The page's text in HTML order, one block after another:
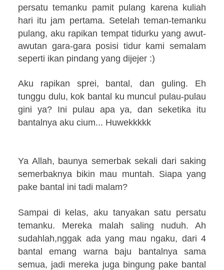
persatu temanku pamit pulang karena kuliah
hari itu jam pertama. Setelah teman-temanku
pulang, aku rapikan tempat tidurku yang awut-
awutan gara-gara posisi tidur kami semalam
seperti ikan pindang yang dijejer :)
Aku rapikan sprei, bantal, dan guling. Eh
tunggu dulu, kok bantal ku muncul pulau-pulau
gini ya? Ini pulau apa ya, dan seketika itu
bantalnya aku cium... Huwekkkkk
Ya Allah, baunya semerbak sekali dari saking
semerbaknya bikin mau muntah. Siapa yang
pake bantal ini tadi malam?
Sampai di kelas, aku tanyakan satu persatu
temanku. Mereka malah saling nuduh. Ah
sudahlah,nggak ada yang mau ngaku, dari 4
bantal emang warna baju bantalnya sama
semua, jadi mereka juga bingung pake bantal